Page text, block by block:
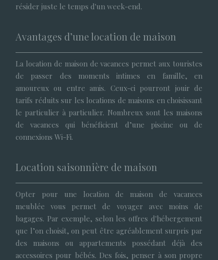
résider juste le temps d'un week-end.
Avantages d’une location de maison
La location de maison de vacances permet aux touristes
de passer des moments intimes en famille, en
amoureux ou entre amis. Ceux-ci pourront jouir de
tarifs réduits sur les locations de maisons en choisissant
le particulier à particulier. Nombreux sont les maisons
de vacances qui bénéficient d’une piscine ou de
connexions Wi-Fi.
Location saisonnière de maison
Opter pour une location de maison de vacances
meublée vous permet de voyager avec moins de
bagages. Par exemple, selon les offres d'hébergement
que l’on choisit, on peut être agréablement surpris par
des maisons ou appartements possédant déjà des
accessoires pour bébés. Des fois, penser à son propre